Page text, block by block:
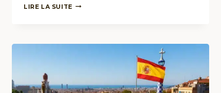
LIRE LA SUITECANNABIS
SAVOIR